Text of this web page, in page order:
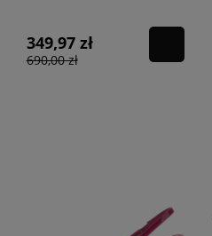
349,97 zł
690,00 zł